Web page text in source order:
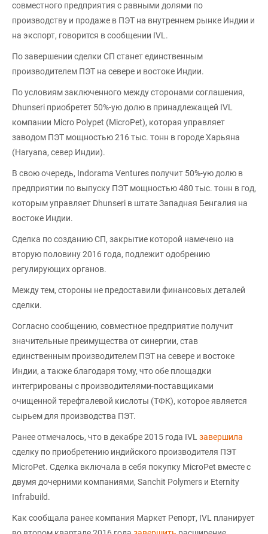
совместного предприятия с равными долями по
производству и продаже в ПЭТ на внутреннем рынке Индии и
на экспорт, говорится в сообщении IVL.
По завершении сделки СП станет единственным
производителем ПЭТ на севере и востоке Индии.
По условиям заключенного между сторонами соглашения,
Dhunseri приобретет 50%-ую долю в принадлежащей IVL
компании Micro Polypet (MicroPet), которая управляет
заводом ПЭТ мощностью 216 тыс. тонн в городе Харьяна
(Haryana, север Индии).
В свою очередь, Indorama Ventures получит 50%-ую долю в
предприятии по выпуску ПЭТ мощностью 480 тыс. тонн в год,
которым управляет Dhunseri в штате Западная Бенгалия на
востоке Индии.
Сделка по созданию СП, закрытие которой намечено на
вторую половину 2016 года, подлежит одобрению
регулирующих органов.
Между тем, стороны не предоставили финансовых деталей
сделки.
Согласно сообщению, совместное предприятие получит
значительные преимущества от синергии, став
единственным производителем ПЭТ на севере и востоке
Индии, а также благодаря тому, что обе площадки
интегрированы с производителями-поставщиками
очищенной терефталевой кислоты (ТФК), которое является
сырьем для производства ПЭТ.
Ранее отмечалось, что в декабре 2015 года IVL завершила
сделку по приобретению индийского производителя ПЭТ
MicroPet. Сделка включала в себя покупку MicroPet вместе с
двумя дочерними компаниями, Sanchit Polymers и Eternity
Infrabuild.
Как сообщала ранее компания Маркет Репорт, IVL планирует